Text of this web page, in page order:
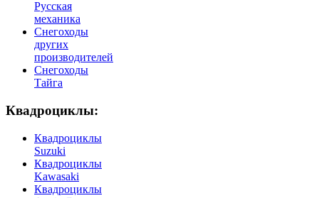
Русская
механика
Снегоходы
других
производителей
Снегоходы
Тайга
Квадроциклы:
Квадроциклы
Suzuki
Квадроциклы
Kawasaki
Квадроциклы